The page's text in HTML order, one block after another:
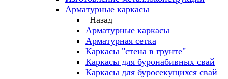
Арматурные каркасы
Назад
Арматурные каркасы
Арматурная сетка
Каркасы "стена в грунте"
Каркасы для буронабивных свай
Каркасы для буросекущихся свай